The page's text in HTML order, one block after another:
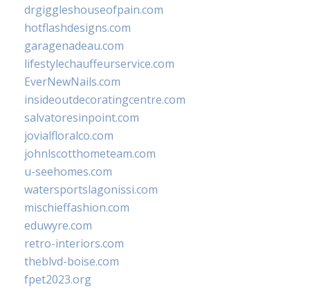
drgiggleshouseofpain.com
hotflashdesigns.com
garagenadeau.com
lifestylechauffeurservice.com
EverNewNails.com
insideoutdecoratingcentre.com
salvatoresinpoint.com
jovialfloralco.com
johnlscotthometeam.com
u-seehomes.com
watersportslagonissi.com
mischieffashion.com
eduwyre.com
retro-interiors.com
theblvd-boise.com
fpet2023.org